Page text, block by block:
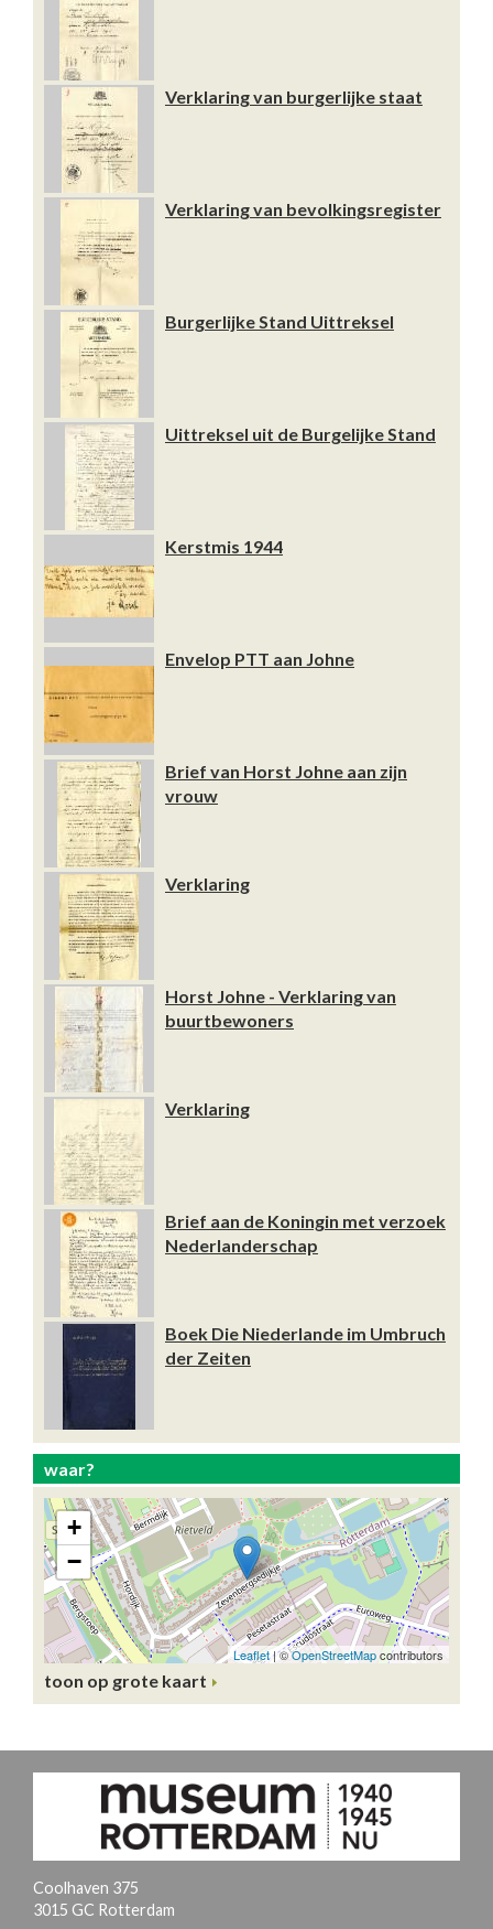
Verklaring van burgerlijke staat
Verklaring van bevolkingsregister
Burgerlijke Stand Uittreksel
Uittreksel uit de Burgelijke Stand
Kerstmis 1944
Envelop PTT aan Johne
Brief van Horst Johne aan zijn
vrouw
Verklaring
Horst Johne - Verklaring van
buurtbewoners
Verklaring
Brief aan de Koningin met verzoek
Nederlanderschap
Boek Die Niederlande im Umbruch
der Zeiten
waar?
toon op grote kaart
Coolhaven 375
3015 GC Rotterdam